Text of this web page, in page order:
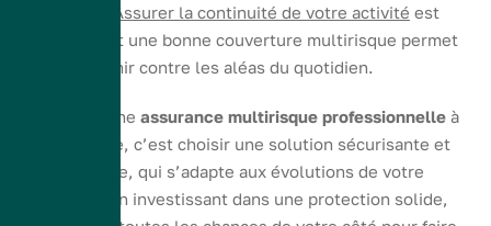
Assurer la continuité de votre activité est
primordial, et une bonne couverture multirisque permet
de se prémunir contre les aléas du quotidien.
Opter pour une assurance multirisque professionnelle à
Saint-Étienne, c’est choisir une solution sécurisante et
personnalisée, qui s’adapte aux évolutions de votre
commerce. En investissant dans une protection solide,